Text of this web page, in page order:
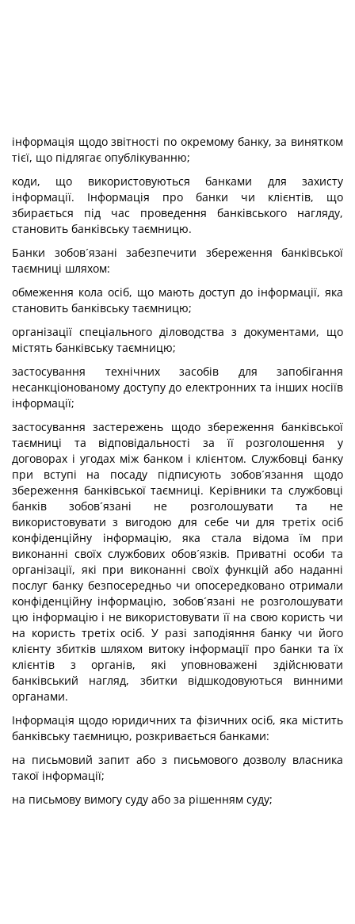
інформація щодо звітності по окремому банку, за винятком
тієї, що підлягає опублікуванню;
коди, що використовуються банками для захисту
інформації. Інформація про банки чи клієнтів, що
збирається під час проведення банківського нагляду,
становить банківську таємницю.
Банки зобов´язані забезпечити збереження банківської
таємниці шляхом:
обмеження кола осіб, що мають доступ до інформації, яка
становить банківську таємницю;
організації спеціального діловодства з документами, що
містять банківську таємницю;
застосування технічних засобів для запобігання
несанкціонованому доступу до електронних та інших носіїв
інформації;
застосування застережень щодо збереження банківської
таємниці та відповідальності за її розголошення у
договорах і угодах між банком і клієнтом. Службовці банку
при вступі на посаду підписують зобов´язання щодо
збереження банківської таємниці. Керівники та службовці
банків зобов´язані не розголошувати та не
використовувати з вигодою для себе чи для третіх осіб
конфіденційну інформацію, яка стала відома їм при
виконанні своїх службових обов´язків. Приватні особи та
організації, які при виконанні своїх функцій або наданні
послуг банку безпосередньо чи опосередковано отримали
конфіденційну інформацію, зобов´язані не розголошувати
цю інформацію і не використовувати її на свою користь чи
на користь третіх осіб. У разі заподіяння банку чи його
клієнту збитків шляхом витоку інформації про банки та їх
клієнтів з органів, які уповноважені здійснювати
банківський нагляд, збитки відшкодовуються винними
органами.
Інформація щодо юридичних та фізичних осіб, яка містить
банківську таємницю, розкривається банками:
на письмовий запит або з письмового дозволу власника
такої інформації;
на письмову вимогу суду або за рішенням суду;